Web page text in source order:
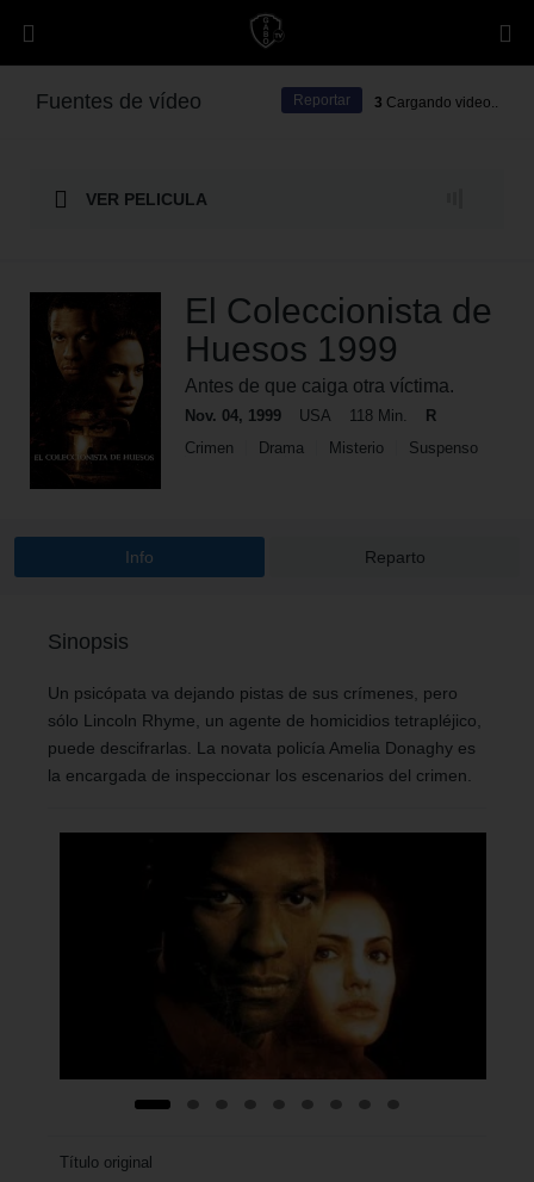
Fuentes de vídeo 3 Cargando video..
Reportar
VER PELICULA
El Coleccionista de
Huesos 1999
Antes de que caiga otra víctima.
Nov. 04, 1999 USA 118 Min.
R
Crimen
Drama Misterio
Suspenso
Info Reparto
Sinopsis
Un psicópata va dejando pistas de sus crímenes, pero
sólo Lincoln Rhyme, un agente de homicidios tetrapléjico,
puede descifrarlas. La novata policía Amelia Donaghy es
la encargada de inspeccionar los escenarios del crimen.
Título original